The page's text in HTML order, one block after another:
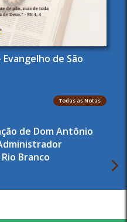
Evangelho de São
Todas as Notas
de Dom Antônio
Branco